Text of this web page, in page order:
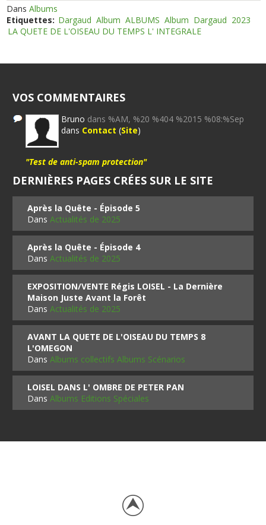
DansAlbums
Etiquettes: Dargaud Album ALBUMS Album Dargaud 2023
LA QUETE DE L'OISEAU DU TEMPS L' INTEGRALE
VOS COMMENTAIRES
Bruno dans %AM, %20 %404 %2015 %08:%Sep
dans Contact (Site)
"Test de anti-spam protection"
DERNIÈRES PAGES CRÉES SUR LE SITE
Après la Quête - Épisode 5
DansActualités de 2025
Après la Quête - Épisode 4
DansActualités de 2025
EXPOSITION/VENTE Régis LOISEL - La Dernière
Maison Juste Avant la Forêt
DansActualités de 2025
AVANT LA QUETE DE L'OISEAU DU TEMPS 8
L'OMEGON
DansAlbums collectifs Albums Scénarios
LOISEL DANS L' OMBRE DE PETER PAN
DansAlbums Editions Spéciales